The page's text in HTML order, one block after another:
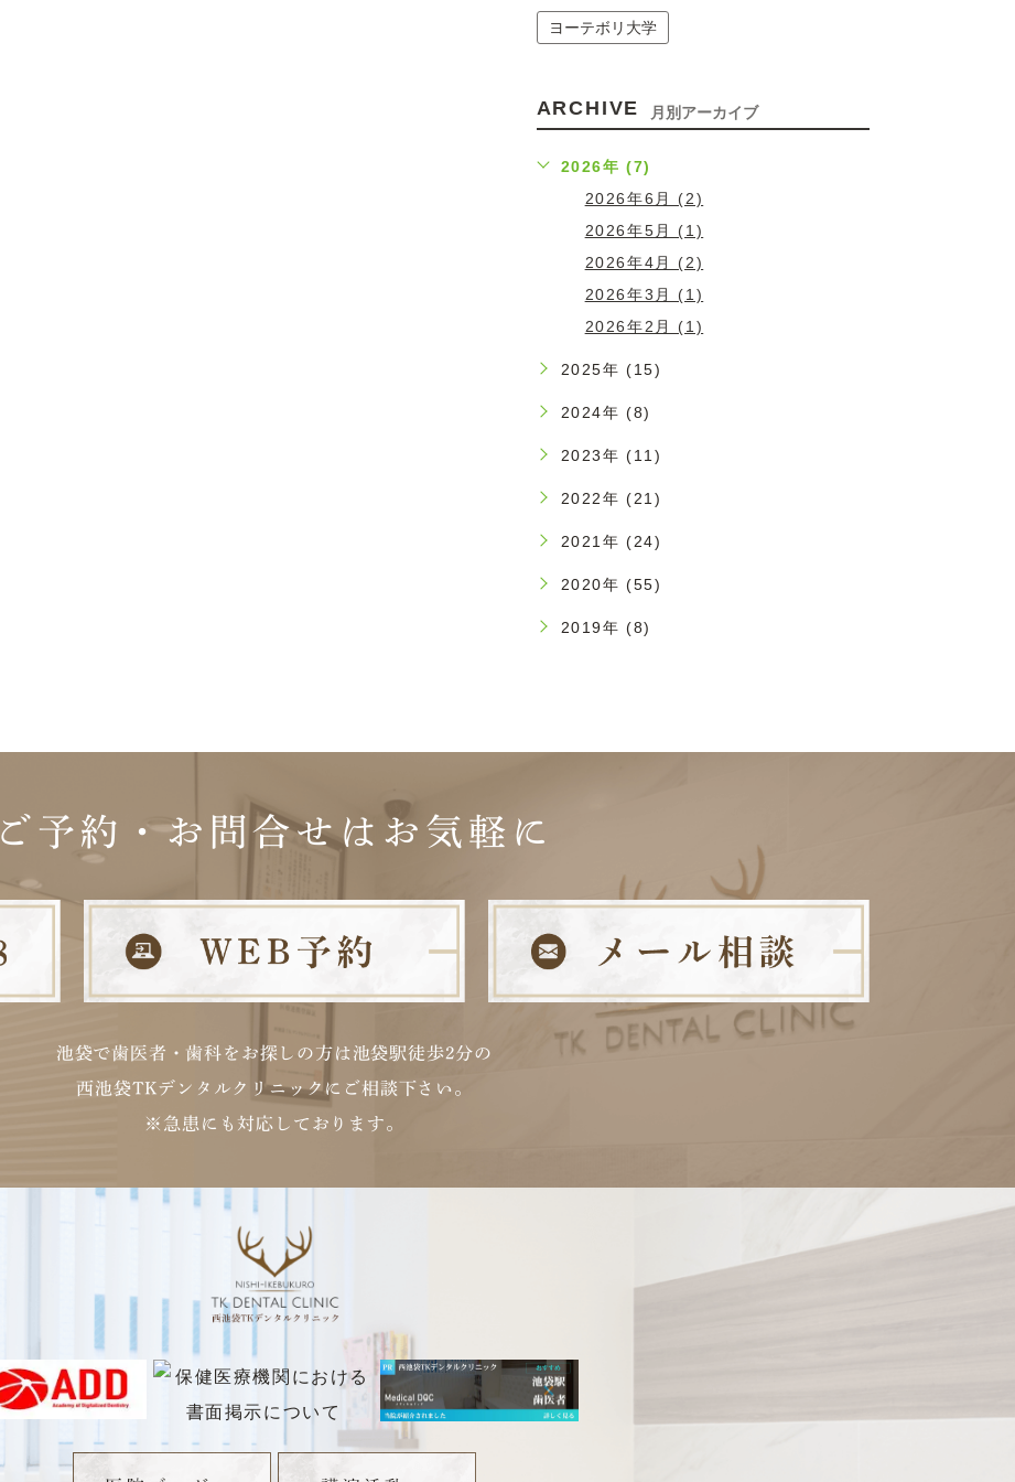
ヨーテボリ大学
ARCHIVE 月別アーカイブ
2026年 (7)
2026年6月 (2)
2026年5月 (1)
2026年4月 (2)
2026年3月 (1)
2026年2月 (1)
2025年 (15)
2024年 (8)
2023年 (11)
2022年 (21)
2021年 (24)
2020年 (55)
2019年 (8)
ご予約・お問合せは お気軽に
池袋で歯医者・歯科をお探しの方は池袋駅徒歩2分の
西池袋TKデンタルクリニックにご相談下さい。
※急患にも対応しております。